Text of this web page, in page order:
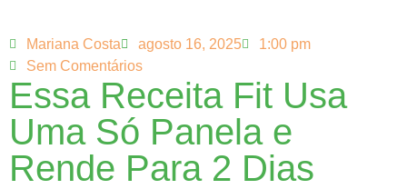
Mariana Costa agosto 16, 2025
1:00 pm
Sem Comentários
Essa Receita Fit Usa
Uma Só Panela e
Rende Para 2 Dias